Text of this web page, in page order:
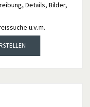
Details, Bilder,
u.v.m.